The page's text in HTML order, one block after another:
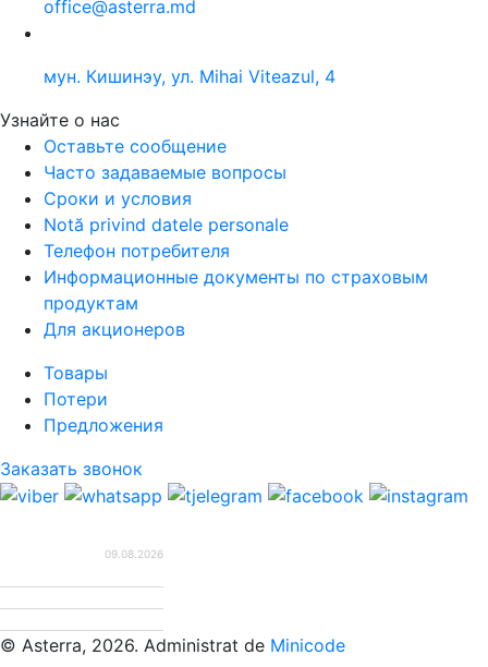
office@asterra.md
мун. Кишинэу, ул. Mihai Viteazul, 4
Узнайте о нас
Оставьте сообщение
Часто задаваемые вопросы
Сроки и условия
Notă privind datele personale
Телефон потребителя
Информационные документы по страховым
продуктам
Для акционеров
Товары
Потери
Предложения
Заказать звонок
09.08.2026
© Asterra, 2026. Administrat de Minicode